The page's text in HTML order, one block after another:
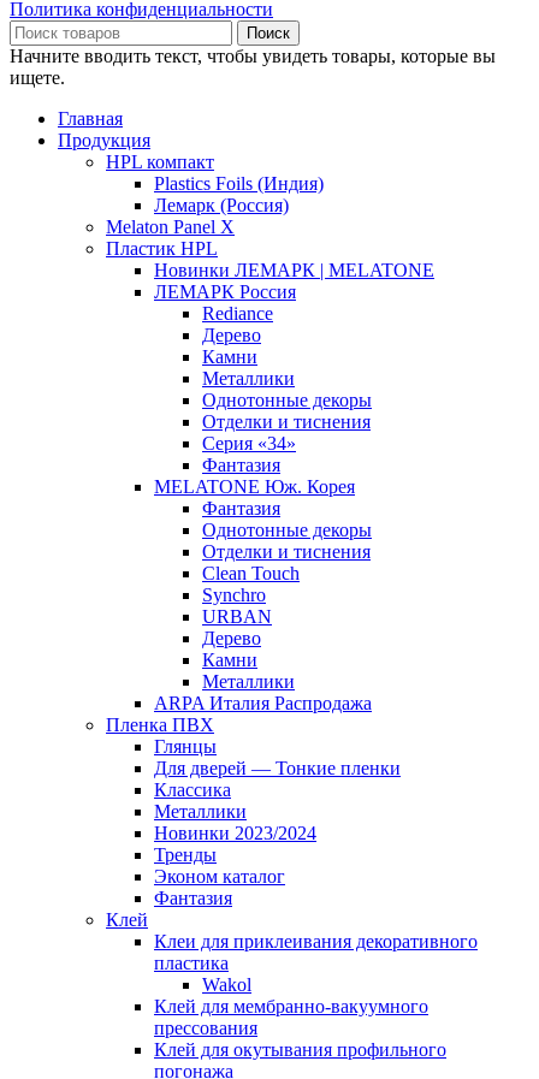
Политика конфиденциальности
Поиск
Начните вводить текст, чтобы увидеть товары, которые вы
ищете.
Главная
Продукция
HPL компакт
Plastics Foils (Индия)
Лемарк (Россия)
Melaton Panel X
Пластик HPL
Новинки ЛЕМАРК | MELATONE
ЛЕМАРК Россия
Rediance
Дерево
Камни
Металлики
Однотонные декоры
Отделки и тиснения
Серия «34»
Фантазия
MELATONE Юж. Корея
Фантазия
Однотонные декоры
Отделки и тиснения
Clean Touch
Synchro
URBAN
Дерево
Камни
Металлики
ARPA Италия Распродажа
Пленка ПВХ
Глянцы
Для дверей — Тонкие пленки
Классика
Металлики
Новинки 2023/2024
Тренды
Эконом каталог
Фантазия
Клей
Клеи для приклеивания декоративного
пластика
Wakol
Клей для мембранно-вакуумного
прессования
Клей для окутывания профильного
погонажа